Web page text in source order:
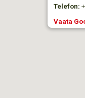
Telefon:
Vaata